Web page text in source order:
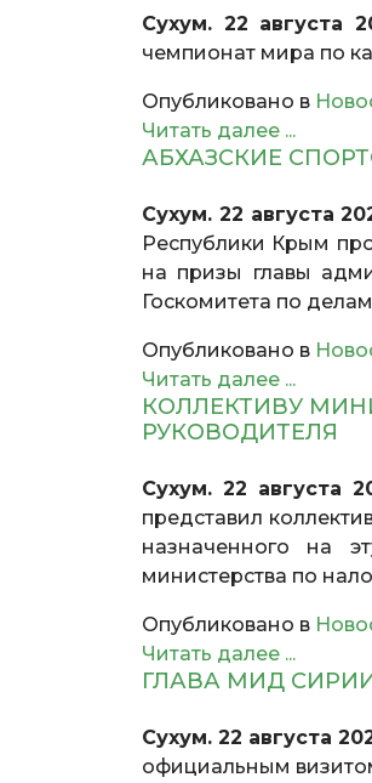
Сухум. 22 августа
чемпионат мира по
Опубликовано в
Читать далее ...
АБХАЗСКИЕ
Сухум. 22 августа
Республики Крым
на призы главы
Госкомитета по
Опубликовано в
Читать далее ...
КОЛЛЕКТИВУ
РУКОВОДИТЕЛЯ
Сухум. 22 августа
представил
назначенного на
министерства по
Опубликовано в
Читать далее ...
ГЛАВА МИД
Сухум. 22 августа
официальным